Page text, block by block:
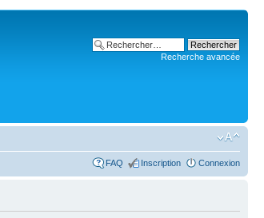
Recherche avancée
FAQ Inscription Connexion